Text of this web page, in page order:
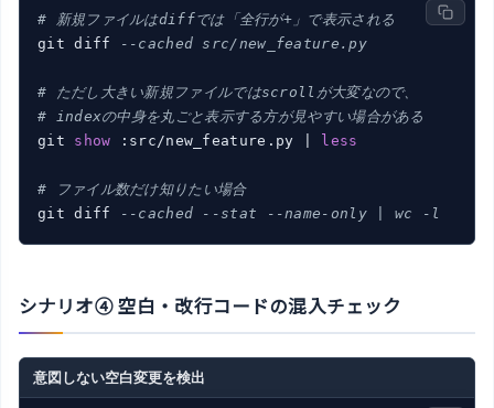
# 新規ファイルはdiffでは「全行が+」で表示される
git diff
--cached src/new_feature.py
# ただし大きい新規ファイルではscrollが大変なので、
# indexの中身を丸ごと表示する方が見やすい場合がある
git show :src/new_feature.py | less
# ファイル数だけ知りたい場合
git diff
--cached --stat --name-only | wc -l
シナリオ④ 空白・改行コードの混入チェック
意図しない空白変更を検出